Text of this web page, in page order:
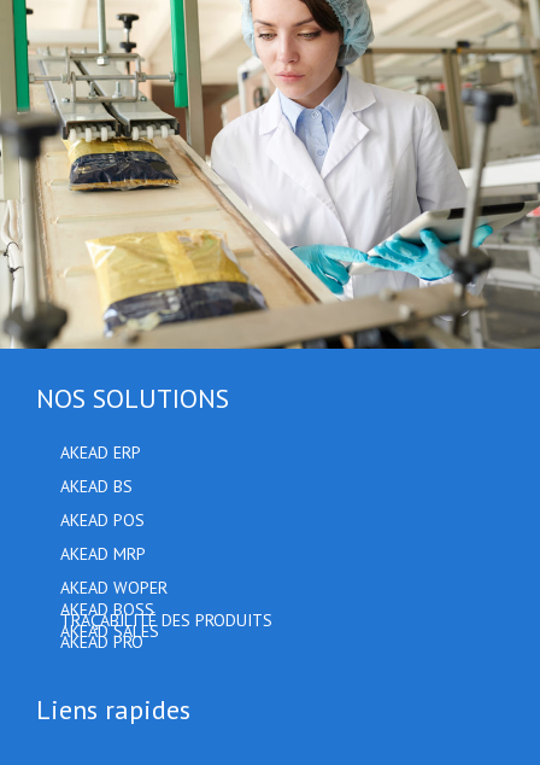
NOS SOLUTIONS
AKEAD ERP
AKEAD BS
AKEAD POS
AKEAD MRP
AKEAD WOPER
AKEAD BOSS
TRAÇABILITÉ DES PRODUITS
AKEAD SALES
AKEAD PRO
Liens rapides